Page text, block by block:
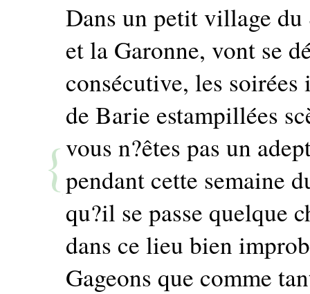
Dans un petit village
et la Garonne, vont se
consécutive, les
de Barie estampillées
vous n?êtes pas un
pendant cette semaine
qu?il se passe quelque
dans ce lieu bien
Gageons que comme